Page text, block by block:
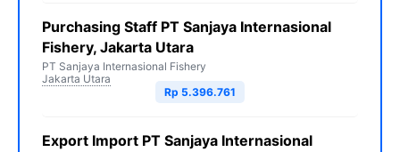
Purchasing Staff PT Sanjaya Internasional
Fishery, Jakarta Utara
PT Sanjaya Internasional Fishery
Jakarta Utara
Rp 5.396.761
Export Import PT Sanjaya Internasional